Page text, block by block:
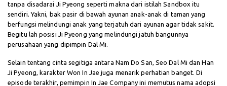
tanpa disadarai Ji Pyeong seperti makna dari istilah Sandbox itu
sendiri. Yakni, bak pasir di bawah ayunan anak-anak di taman yang
berfungsi melindungi anak yang terjatuh dari ayunan agar tidak sakit.
Begitu lah posisi Ji Pyeong yang melindungi jatuh bangunnya
perusahaan yang dipimpin Dal Mi.
Selain tentang cinta segitiga antara Nam Do San, Seo Dal Mi dan Han
Ji Pyeong, karakter Won In Jae juga menarik perhatian banget. Di
episode terakhir, pemimpin In Jae Company ini memutus nama adopsi